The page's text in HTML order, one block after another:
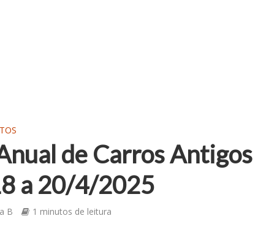
de Carros Antigos
a 20/4/2025
B 1 minutos de leitura